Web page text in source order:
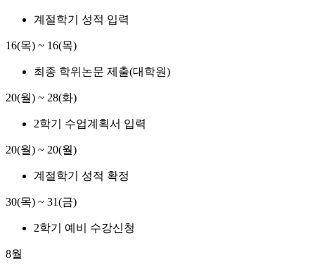
계절학기 성적 입력
16(목) ~ 16(목)
최종 학위논문 제출(대학원)
20(월) ~ 28(화)
2학기 수업계획서 입력
20(월) ~ 20(월)
계절학기 성적 확정
30(목) ~ 31(금)
2학기 예비 수강신청
8월